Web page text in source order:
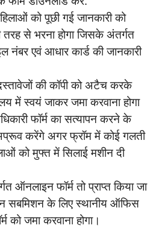
को पूछी गई जानकारी को
तरह से भरना होगा जिसके अंतर्गत
नंबर एवं आधार कार्ड की जानकारी
की कॉपी को अटैच करके
में स्वयं जाकर जमा करवाना होगा
फॉर्म का सत्यापन करने के
करेंगे अगर फ्रॉम में कोई गलती
को मुफ्त में सिलाई मशीन दी
ऑनलाइन फॉर्म तो प्राप्त किया जा
सबमिशन के लिए स्थानीय ऑफिस
को जमा करवाना होगा।